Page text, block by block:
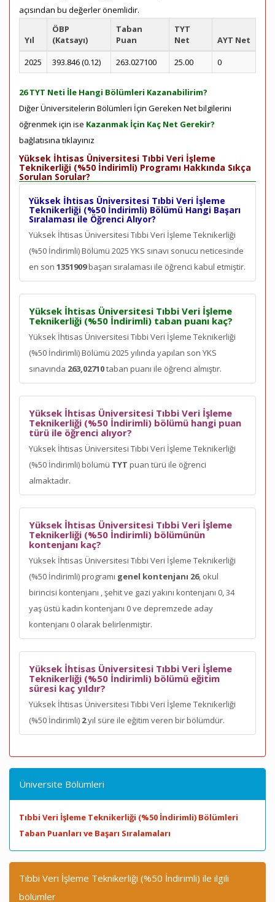
açısından bu değerler önemlidir.
Yıl
ÖBP
(Katsayı)
Taban
Puan
TYT
Net
AYT Net
2025
393.846 (0.12) 263.027100 25.00 0
26 TYT Neti İle Hangi Bölümleri Kazanabilirim?
Diğer Üniversitelerin Bölümleri İçin Gereken Net bilgilerini
öğrenmek için ise Kazanmak İçin Kaç Net Gerekir?
bağlatısına tıklayınız
Yüksek İhtisas Üniversitesi Tıbbi Veri İşleme
Teknikerliği (%50 İndirimli) Programı Hakkında Sıkça
Sorulan Sorular?
Yüksek İhtisas Üniversitesi Tıbbi Veri İşleme
Teknikerliği (%50 İndirimli) Bölümü Hangi Başarı
Sıralaması ile Öğrenci Alıyor?
Yüksek İhtisas Üniversitesi Tıbbi Veri İşleme Teknikerliği
(%50 İndirimli) Bölümü 2025 YKS sınavı sonucu neticesinde
en son 1351909başarı sıralaması ile öğrenci kabul etmiştir.
Yüksek İhtisas Üniversitesi Tıbbi Veri İşleme
Teknikerliği (%50 İndirimli) taban puanı kaç?
Yüksek İhtisas Üniversitesi Tıbbi Veri İşleme Teknikerliği
(%50 İndirimli) Bölümü 2025 yılında yapılan son YKS
sınavında 263,02710taban puanı ile öğrenci almıştır.
Yüksek İhtisas Üniversitesi Tıbbi Veri İşleme
Teknikerliği (%50 İndirimli) bölümü hangi puan
türü ile öğrenci alıyor?
Yüksek İhtisas Üniversitesi Tıbbi Veri İşleme Teknikerliği
(%50 İndirimli) bölümü TYT puan türü ile öğrenci
almaktadır.
Yüksek İhtisas Üniversitesi Tıbbi Veri İşleme
Teknikerliği (%50 İndirimli) bölümünün
kontenjanı kaç?
Yüksek İhtisas Üniversitesi Tıbbi Veri İşleme Teknikerliği
(%50 İndirimli) programı genel kontenjanı 26, okul
birincisi kontenjanı , şehit ve gazi yakını kontenjanı 0, 34
yaş üstü kadın kontenjanı 0 ve depremzede aday
kontenjanı 0 olarak belirlenmiştir.
Yüksek İhtisas Üniversitesi Tıbbi Veri İşleme
Teknikerliği (%50 İndirimli) bölümü eğitim
süresi kaç yıldır?
Yüksek İhtisas Üniversitesi Tıbbi Veri İşleme Teknikerliği
(%50 İndirimli) 2yıl süre ile eğitim veren bir bölümdür.
Üniversite Bölümleri
Tıbbi Veri İşleme Teknikerliği (%50 İndirimli) Bölümleri
Taban Puanları ve Başarı Sıralamaları
Tıbbi Veri İşleme Teknikerliği (%50 İndirimli) ile ilgili
bölümler